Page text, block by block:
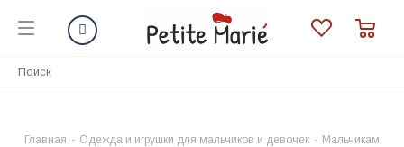
Главная - Одежда и игрушки для мальчиков и девочек - Мальчикам